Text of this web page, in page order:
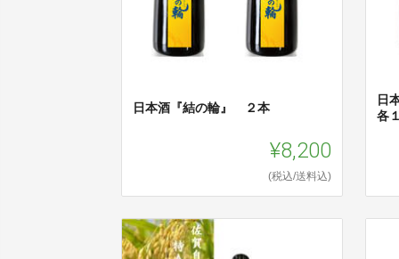
日本酒『結の輪』 ２本
¥8,200
(税込/送料込)
日
各